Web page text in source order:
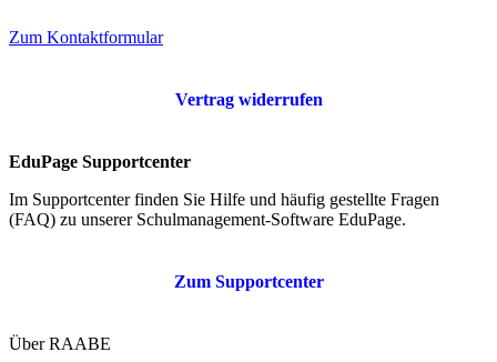
Zum Kontaktformular
Vertrag widerrufen
EduPage Supportcenter
Im Supportcenter finden Sie Hilfe und häufig gestellte Fragen
(FAQ) zu unserer Schulmanagement-Software EduPage.
Zum Supportcenter
Über RAABE